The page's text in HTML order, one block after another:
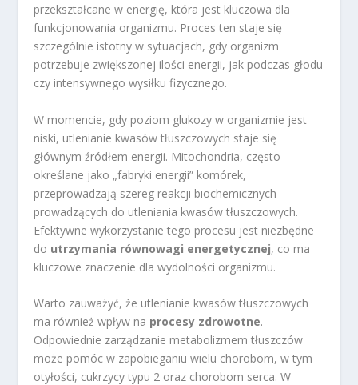
przekształcane w energię, która jest kluczowa dla
funkcjonowania organizmu. Proces ten staje się
szczególnie istotny w sytuacjach, gdy organizm
potrzebuje zwiększonej ilości energii, jak podczas głodu
czy intensywnego wysiłku fizycznego.
W momencie, gdy poziom glukozy w organizmie jest
niski, utlenianie kwasów tłuszczowych staje się
głównym źródłem energii. Mitochondria, często
określane jako „fabryki energii” komórek,
przeprowadzają szereg reakcji biochemicznych
prowadzących do utleniania kwasów tłuszczowych.
Efektywne wykorzystanie tego procesu jest niezbędne
do utrzymania równowagi energetycznej, co ma
kluczowe znaczenie dla wydolności organizmu.
Warto zauważyć, że utlenianie kwasów tłuszczowych
ma również wpływ na procesy zdrowotne.
Odpowiednie zarządzanie metabolizmem tłuszczów
może pomóc w zapobieganiu wielu chorobom, w tym
otyłości, cukrzycy typu 2 oraz chorobom serca. W